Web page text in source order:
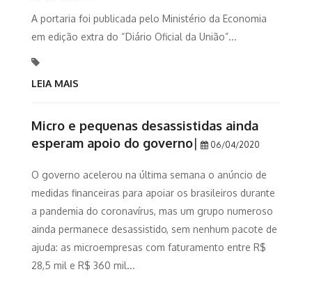
A portaria foi publicada pelo Ministério da Economia
em edição extra do “Diário Oficial da União”...
LEIA MAIS
Micro e pequenas desassistidas ainda
esperam apoio do governo| 06/04/2020
O governo acelerou na última semana o anúncio de
medidas financeiras para apoiar os brasileiros durante
a pandemia do coronavírus, mas um grupo numeroso
ainda permanece desassistido, sem nenhum pacote de
ajuda: as microempresas com faturamento entre R$
28,5 mil e R$ 360 mil...